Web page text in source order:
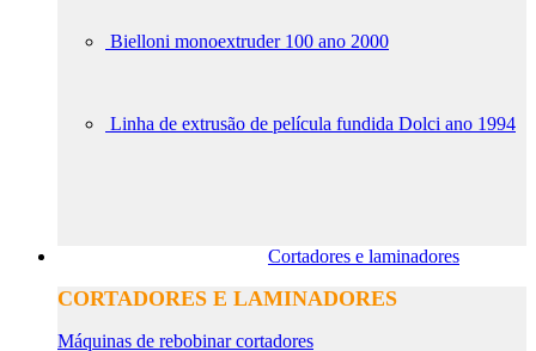
Bielloni monoextruder 100 ano 2000
Linha de extrusão de película fundida Dolci ano 1994
Cortadores e laminadores
CORTADORES E LAMINADORES
Máquinas de rebobinar cortadores